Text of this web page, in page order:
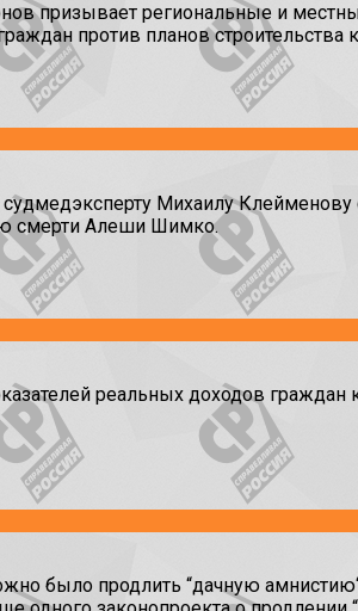
призывает региональные и
против планов строительства
Михаилу Клейменову
смерти Алеши Шимко.
реальных доходов граждан
было продлить “дачную